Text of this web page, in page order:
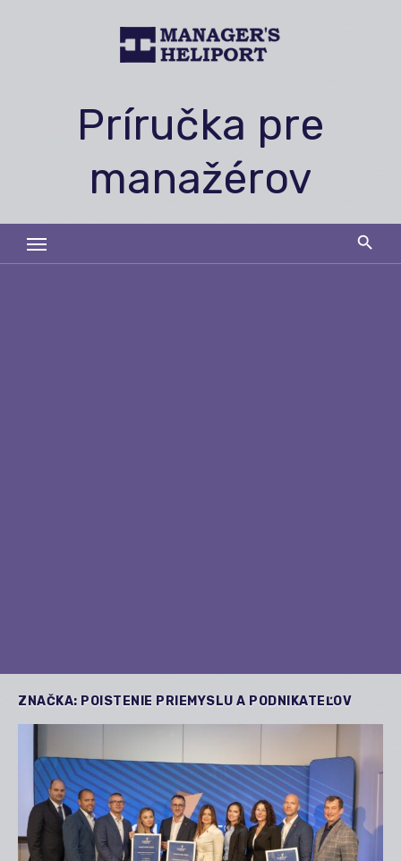
Príručka pre
manažérov
ZNAČKA: POISTENIE PRIEMYSLU A PODNIKATEĽOV